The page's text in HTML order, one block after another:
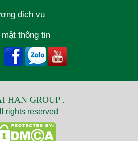
dịch vụ
thông tin
HAN GROUP .
rights reserved